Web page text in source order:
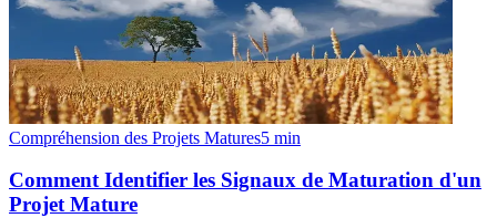
Compréhension des Projets Matures5 min
Comment Identifier les Signaux de Maturation d'un
Projet Mature